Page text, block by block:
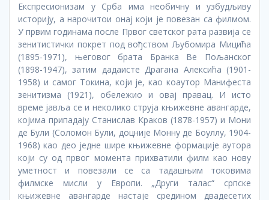
Експресионизам у Срба има необичну и узбудљиву
историју, а нарочитои онај који је повезан са филмом.
У првим годинама после Првог светског рата развија се
зенитистички покрет под вођством Љубомира Мицића
(1895-1971), његовог брата Бранка Ве Пољанског
(1898-1947), затим дадаисте Драгана Алексића (1901-
1958) и самог Токина, који је, као коаутор Манифеста
зенитизма (1921), обележио и овај правац. И исто
време јавља се и неколико струја књижевне авангарде,
којима припадају Станислав Краков (1878-1957) и Мони
де Були (Соломон Були, доцније Моннy де Боуллy, 1904-
1968) као део једне шире књижевне формације аутора
који су од првог момента прихватили филм као нову
уметност и повезали се са тадашњим токовима
филмске мисли у Европи. „Други талас“ српске
књижевне авангарде настаје средином двадесетих